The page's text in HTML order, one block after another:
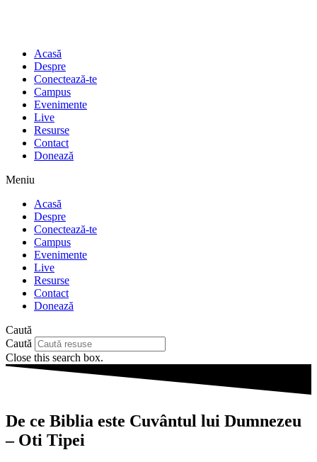
Acasă
Despre
Conectează-te
Campus
Evenimente
Live
Resurse
Contact
Donează
Meniu
Acasă
Despre
Conectează-te
Campus
Evenimente
Live
Resurse
Contact
Donează
Caută
Caută
Close this search box.
De ce Biblia este Cuvântul lui Dumnezeu
– Oti Tipei